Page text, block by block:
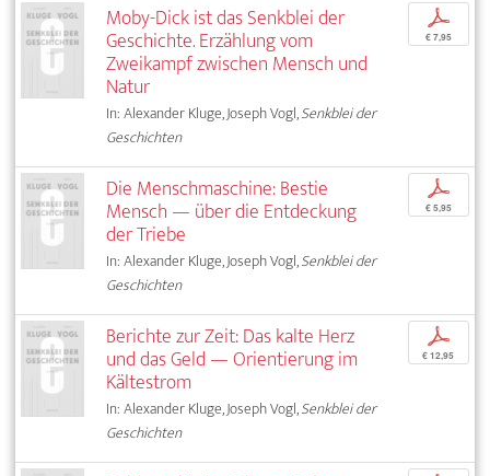
Moby-Dick ist das Senkblei der
Geschichte. Erzählung vom
Zweikampf zwischen Mensch und
Natur
In: Alexander Kluge, Joseph Vogl,Senkblei der
Geschichten
p
€ 7,95
Die Menschmaschine: Bestie
Mensch — über die Entdeckung
der Triebe
In: Alexander Kluge, Joseph Vogl,Senkblei der
Geschichten
p
€ 5,95
Berichte zur Zeit: Das kalte Herz
und das Geld — Orientierung im
Kältestrom
In: Alexander Kluge, Joseph Vogl,Senkblei der
Geschichten
p
€ 12,95